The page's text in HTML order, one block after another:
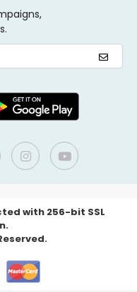
with 256-bit SSL